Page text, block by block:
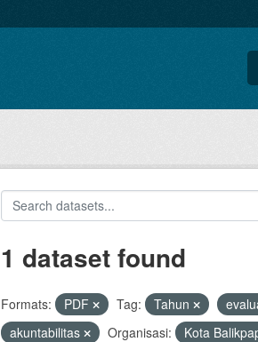
1 dataset found
Formats: PDF Tag: Tahun
akuntabilitas
Organisasi: Kota